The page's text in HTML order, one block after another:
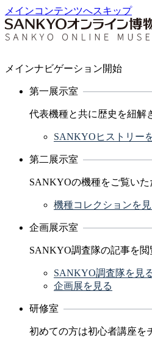
メインコンテンツへスキップ
メインナビゲーション開始
第一展示室
代表機種と共に歴史を紐解
SANKYOヒストリー
第二展示室
SANKYOの機種をご覧いた
機種コレクションを見
企画展示室
SANKYO調査隊の記事を閲
SANKYO調査隊を見
企画展を見る
研修室
初めての方は初心者講座を